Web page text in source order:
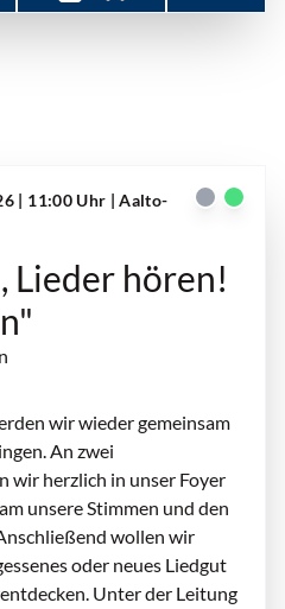
| 11:00 Uhr | Aalto-
Lieder hören!
wir wieder gemeinsam
An zwei
wir herzlich in unser Foyer
unsere Stimmen und den
wollen wir
oder neues Liedgut
Unter der Leitung